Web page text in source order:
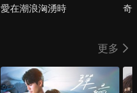
愛在潮浪洶湧時 奇
更多